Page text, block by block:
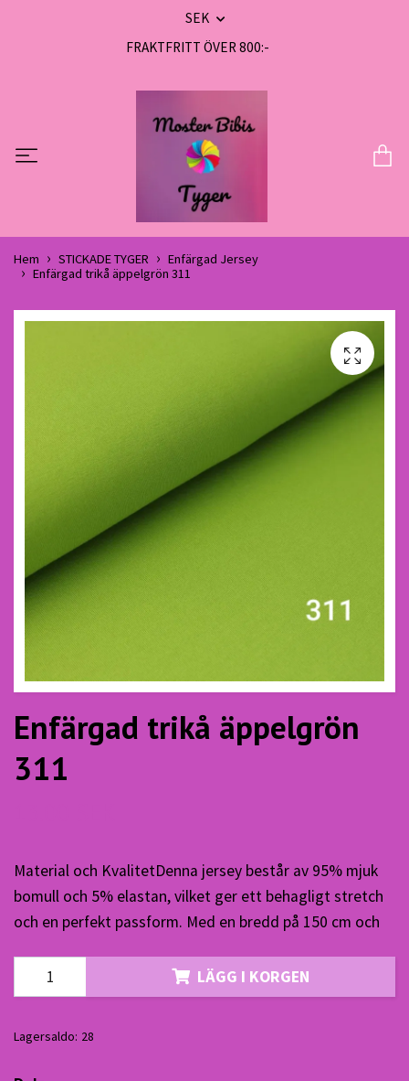
SEK
FRAKTFRITT ÖVER 800:-
Hem STICKADE TYGER
Enfärgad Jersey
Enfärgad trikå äppelgrön 311
Enfärgad trikå äppelgrön
311
Material och KvalitetDenna jersey består av 95% mjuk
bomull och 5% elastan, vilket ger ett behagligt stretch
och en perfekt passform. Med en bredd på 150 cm och
LÄGG I KORGEN
Lagersaldo: 28